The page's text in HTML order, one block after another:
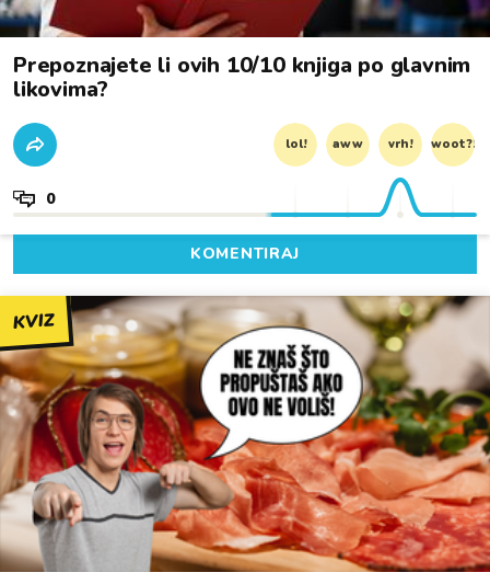
Prepoznajete li ovih 10/10 knjiga po glavnim
likovima?
lol! aww vrh! woot?!
0
KOMENTIRAJ
KVIZ